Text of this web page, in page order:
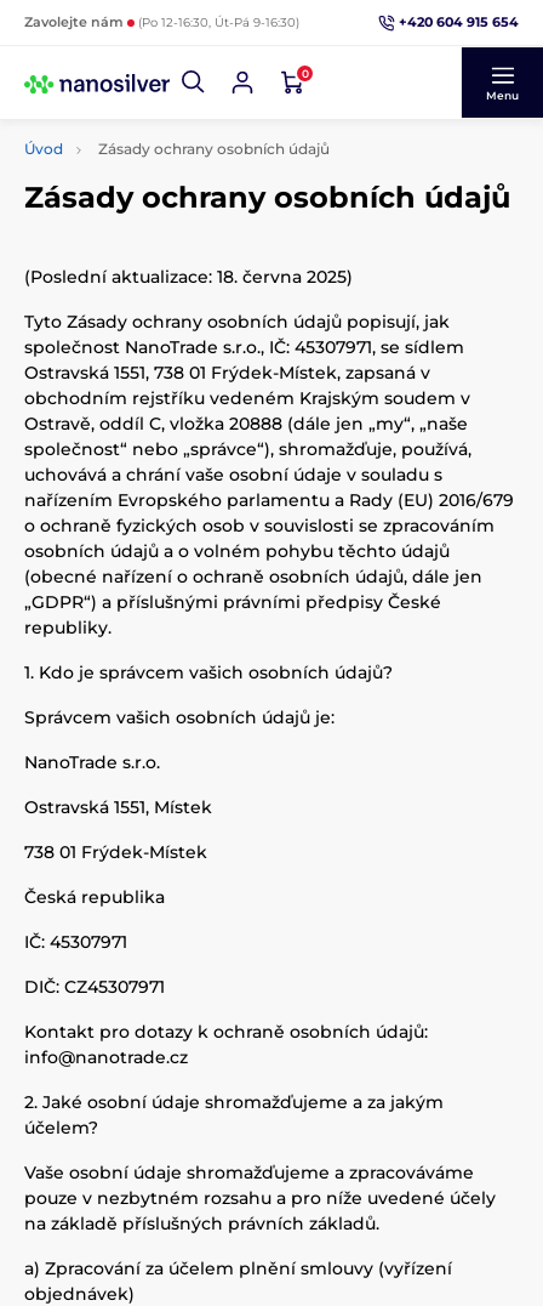
Zavolejte nám (Po 12-16:30, Út-Pá 9-16:30) +420 604 915 654
0
Menu
Úvod Zásady ochrany osobních údajů
Zásady ochrany osobních údajů
(Poslední aktualizace: 18. června 2025)
Tyto Zásady ochrany osobních údajů popisují, jak
společnost NanoTrade s.r.o., IČ: 45307971, se sídlem
Ostravská 1551, 738 01 Frýdek-Místek, zapsaná v
obchodním rejstříku vedeném Krajským soudem v
Ostravě, oddíl C, vložka 20888 (dále jen „my“, „naše
společnost“ nebo „správce“), shromažďuje, používá,
uchovává a chrání vaše osobní údaje v souladu s
nařízením Evropského parlamentu a Rady (EU) 2016/679
o ochraně fyzických osob v souvislosti se zpracováním
osobních údajů a o volném pohybu těchto údajů
(obecné nařízení o ochraně osobních údajů, dále jen
„GDPR“) a příslušnými právními předpisy České
republiky.
1. Kdo je správcem vašich osobních údajů?
Správcem vašich osobních údajů je:
NanoTrade s.r.o.
Ostravská 1551, Místek
738 01 Frýdek-Místek
Česká republika
IČ: 45307971
DIČ: CZ45307971
Kontakt pro dotazy k ochraně osobních údajů:
info@nanotrade.cz
2. Jaké osobní údaje shromažďujeme a za jakým
účelem?
Vaše osobní údaje shromažďujeme a zpracováváme
pouze v nezbytném rozsahu a pro níže uvedené účely
na základě příslušných právních základů.
a) Zpracování za účelem plnění smlouvy (vyřízení
objednávek)